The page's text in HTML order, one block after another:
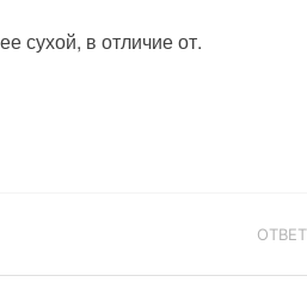
сухой, в отличие от.